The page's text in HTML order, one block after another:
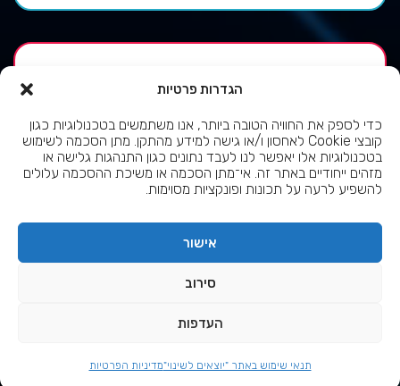
הגדרות פרטיות
כדי לספק את החוויה הטובה ביותר, אנו משתמשים בטכנולוגיות כגון
קובצי Cookie לאחסון ו/או גישה למידע מהתקן. מתן הסכמה לשימוש
בטכנולוגיות אלו יאפשר לנו לעבד נתונים כגון התנהגות גלישה או
מזהים ייחודיים באתר זה. אי־מתן הסכמה או משיכת ההסכמה עלולים
להשפיע לרעה על תכונות ופונקציות מסוימות.
אישור
סירוב
העדפות
תנאי שימוש באתר "יוצאים לשינוי"מדיניות הפרטיות
הקו הורוד
מכינה טכנולוגית והשלמת יחידות בגרות
תעודת הנדסאי קריירה
מסלול לימודי תעודת הנדסאי, כולל הכנה אקדמית, השלמת
יחידות בגרות, לימודי תעודה והשתלבות בעבודה אצל מעסיקים